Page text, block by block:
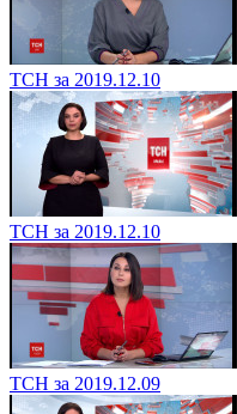
ТСН за 2019.12.10
ТСН за 2019.12.10
ТСН за 2019.12.09